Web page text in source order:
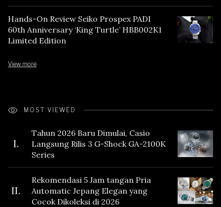
Hands-On Review Seiko Prospex PADI
60th Anniversary ‘King Turtle’ HBB002K1
Limited Edition
View more
MOST VIEWED
I.
Tahun 2026 Baru Dimulai, Casio
Langsung Rilis 3 G-Shock GA-2100K
Series
II.
Rekomendasi 5 Jam tangan Pria
Automatic Jepang Elegan yang
Cocok Dikoleksi di 2026